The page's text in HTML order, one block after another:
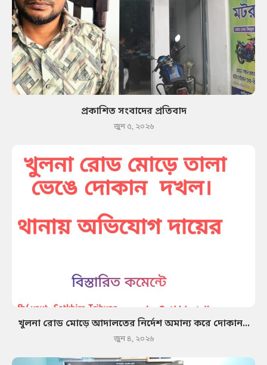
প্রকাশিত সংবাদের প্রতিবাদ
জুন ৫, ২০২৬
খুলনা রোড মোড়ে আদালতের নির্দেশ অমান্য করে দোকান...
জুন ৪, ২০২৬